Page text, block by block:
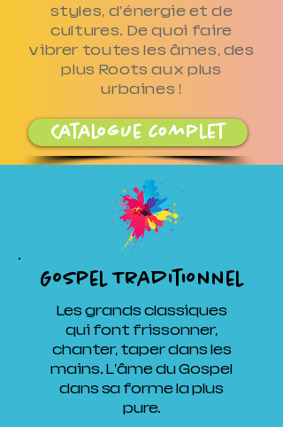
styles, d'énergie et de
cultures. De quoi faire
vibrer toutes les âmes, des
plus Roots aux plus
urbaines !
Catalogue complet
Gospel Traditionnel
Les grands classiques
qui font frissonner,
chanter, taper dans les
mains. L'âme du Gospel
dans sa forme la plus
pure.